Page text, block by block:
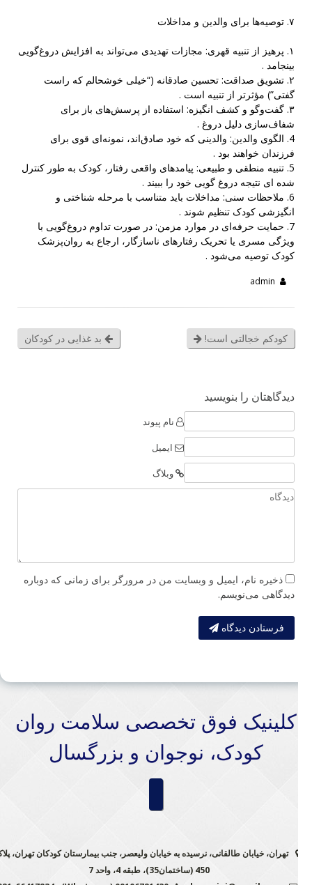
۱. پرهیز از تنبیه قهری: مجازات تهدیدی می‌تواند به افزایش دروغ‌گویی
بینجامد .
۲. تشویق صداقت: تحسین صادقانه (“خیلی خوشحالم که راست
گفتی”) مؤثرتر از تنبیه است .
۳. گفت‌وگو و کشف انگیزه: استفاده از پرسش‌های باز برای
شفاف‌سازی دلیل دروغ .
4. الگوی والدین: والدینی که خود صادق‌اند، نمونه‌ای قوی برای
فرزندان خواهند بود .
5. تنبیه منطقی و طبیعی: پیامدهای واقعی رفتار، کودک به طور کنترل
شده ای نتیجه دروغ گویی خود را ببیند .
6. ملاحظات سنی: مداخلات باید متناسب با مرحله شناختی و
انگیزشی کودک تنظیم شوند .
7. حمایت حرفه‌ای در موارد مزمن: در صورت تداوم دروغ‌گویی با
ویژگی مسری یا تحریک رفتارهای ناسازگار، ارجاع به روان‌پزشک
کودک توصیه می‌شود .
admin
بد غذایی در کودکان کودکم خجالتی است!
دیدگاهتان را بنویسید
نام پیوند
ایمیل
وبلاگ
ذخیره نام، ایمیل و وبسایت من در مرورگر برای زمانی که دوباره
دیدگاهی می‌نویسم.
فرستادن دیدگاه
کلینیک فوق تخصصی سلامت روان
کودک، نوجوان و بزرگسال
تهران، خیابان طالقانی، نرسیده به خیابان ولیعصر، جنب بیمارستان کودکان تهران، پلاک
450 (ساختمان35)، طبقه 4، واحد 7